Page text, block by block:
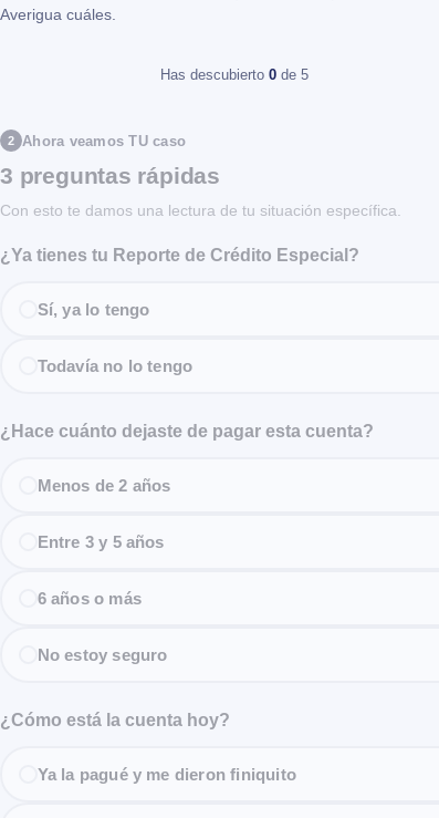
Averigua cuáles.
Has descubierto 0 de 5
2 Ahora veamos TU caso
3 preguntas rápidas
Con esto te damos una lectura de tu situación específica.
¿Ya tienes tu Reporte de Crédito Especial?
Sí, ya lo tengo
Todavía no lo tengo
¿Hace cuánto dejaste de pagar esta cuenta?
Menos de 2 años
Entre 3 y 5 años
6 años o más
No estoy seguro
¿Cómo está la cuenta hoy?
Ya la pagué y me dieron finiquito